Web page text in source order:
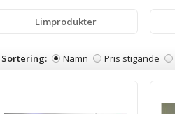
Limprodukter
Sortering: Namn Pris stigande